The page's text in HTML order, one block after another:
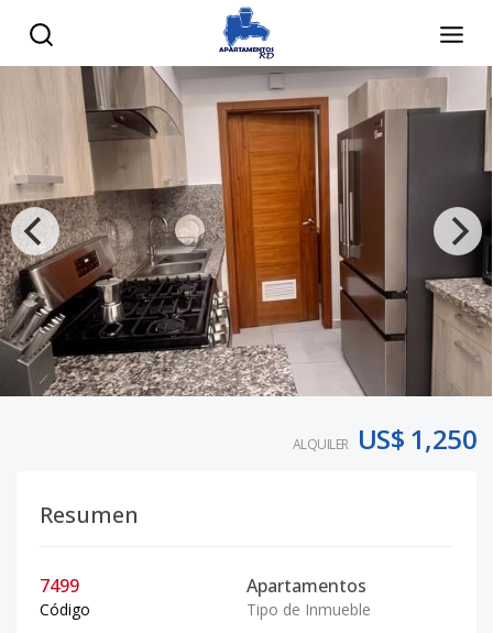
ALQUILER US$ 1,250
Resumen
7499
Código
Apartamentos
Tipo de Inmueble